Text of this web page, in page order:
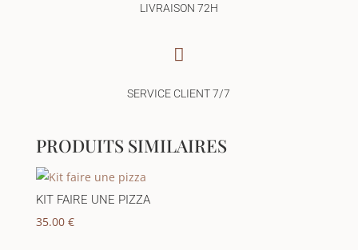
LIVRAISON 72H

SERVICE CLIENT 7/7
PRODUITS SIMILAIRES
KIT FAIRE UNE PIZZA
35.00 €